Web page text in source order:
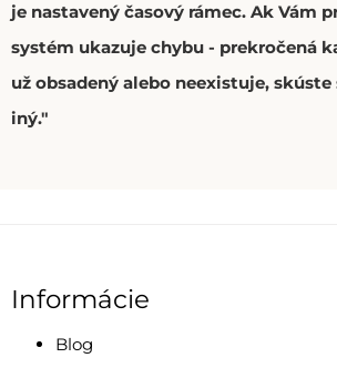
je nastavený časový rámec. Ak Vám
systém ukazuje chybu - prekročená
už obsadený alebo neexistuje,
iný."
Informácie
Blog